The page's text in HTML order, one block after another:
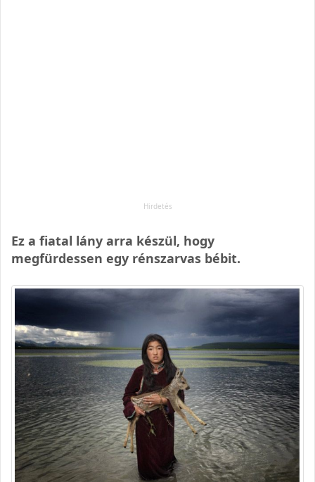
Ez a fiatal lány arra készül, hogy
megfürdessen egy rénszarvas bébit.